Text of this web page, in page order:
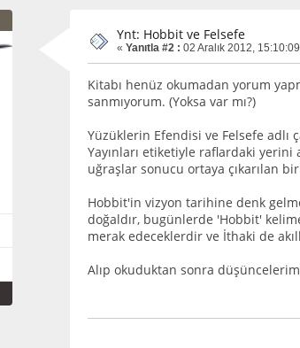
Ynt: Hobbit ve Felsefe
« Yanıtla #2 : 02 Aralık 2012,
Kitabı henüz okumadan yorum
sanmıyorum. (Yoksa var mı?)
Yüzüklerin Efendisi ve Felsefe adlı
Yayınları etiketiyle raflardaki
uğraşlar sonucu ortaya çıkarılan
Hobbit'in vizyon tarihine denk
doğaldır, bugünlerde 'Hobbit'
merak edeceklerdir ve İthaki de
Alıp okuduktan sonra